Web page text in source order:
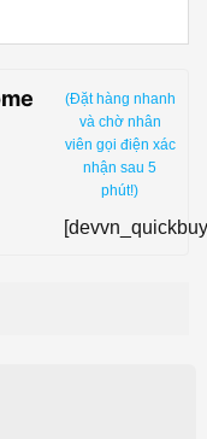
(Đặt hàng nhanh
và chờ nhân
viên gọi điện xác
nhận sau 5
phút!)